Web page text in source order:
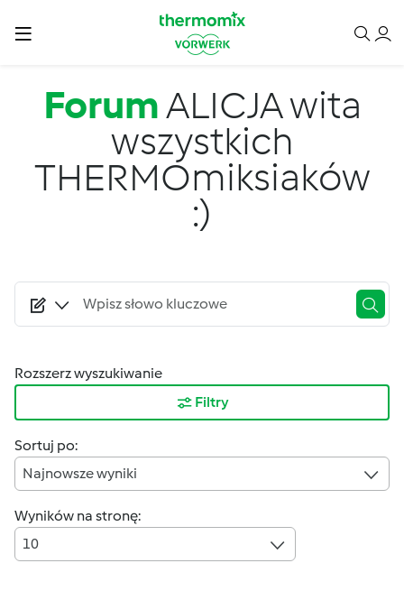
ForumALICJA wita
wszystkich
THERMOmiksiaków
:)
Rozszerz wyszukiwanie
Filtry
Sortuj po:
Najnowsze wyniki
Wyników na stronę:
10